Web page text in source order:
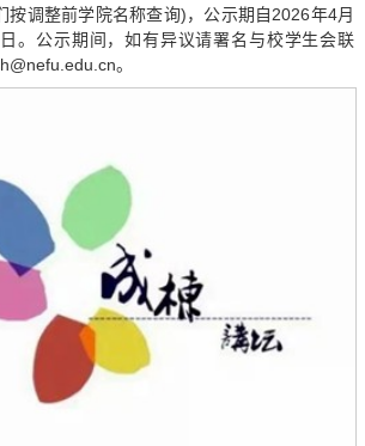
按调整前学院名称查询)，公示期自2026年4月
。公示期间，如有异议请署名与校学生会联
。